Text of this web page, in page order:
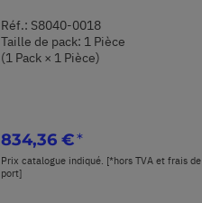
Réf.: S8040-0018
Taille de pack: 1 Pièce
(1 Pack × 1 Pièce)
834,36 €
Prix catalogue indiqué. [*hors TVA et frais de
port]